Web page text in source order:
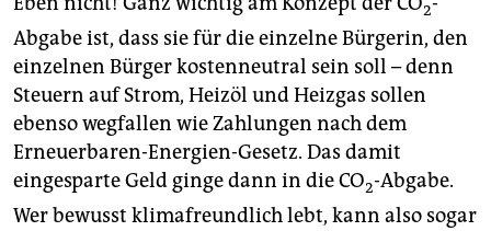
2
Abgabe ist, dass sie für die einzelne Bürgerin, den
einzelnen Bürger kostenneutral sein soll – denn
Steuern auf Strom, Heizöl und Heizgas sollen
ebenso wegfallen wie Zahlungen nach dem
Erneuerbaren-Energien-Gesetz. Das damit
eingesparte Geld ginge dann in die CO2-Abgabe.
Wer bewusst klimafreundlich lebt, kann also sogar